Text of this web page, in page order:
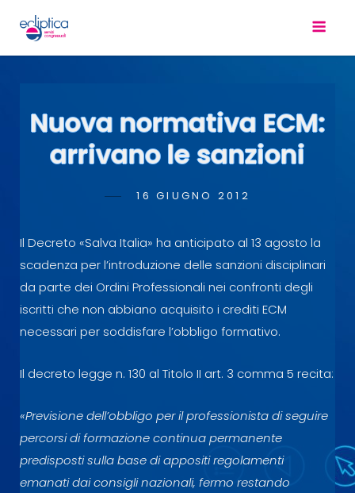
Nuova normativa ECM:
arrivano le sanzioni
POSTED
16 GIUGNO 2012
Il Decreto «Salva Italia» ha anticipato al 13 agosto la
scadenza per l’introduzione delle sanzioni disciplinari
da parte dei Ordini Professionali nei confronti degli
iscritti che non abbiano acquisito i crediti ECM
necessari per soddisfare l’obbligo formativo.
Il decreto legge n. 130 al Titolo II art. 3 comma 5 recita:
«Previsione dell’obbligo per il professionista di seguire
percorsi di formazione continua permanente
predisposti sulla base di appositi regolamenti
emanati dai consigli nazionali, fermo restando